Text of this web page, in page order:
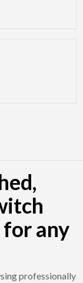
any
professionally